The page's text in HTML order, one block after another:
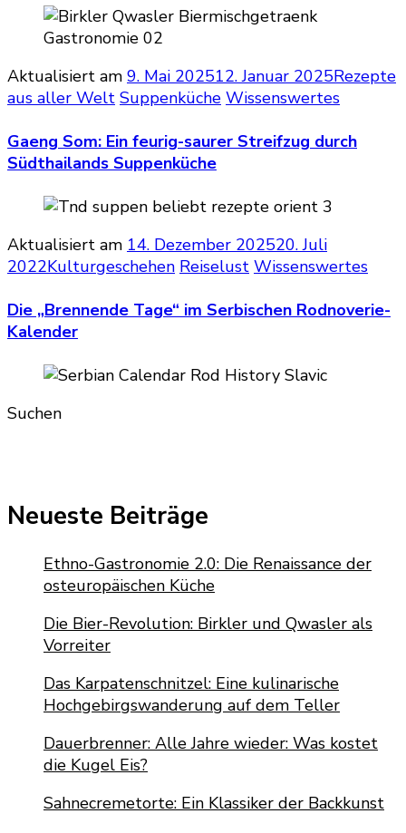
Aktualisiert am 9. Mai 202512. Januar 2025Rezepte
aus aller Welt Suppenküche Wissenswertes
Gaeng Som: Ein feurig-saurer Streifzug durch
Südthailands Suppenküche
Aktualisiert am 14. Dezember 202520. Juli
2022Kulturgeschehen Reiselust Wissenswertes
Die „Brennende Tage“ im Serbischen Rodnoverie-
Kalender
Suchen
Neueste Beiträge
Ethno-Gastronomie 2.0: Die Renaissance der
osteuropäischen Küche
Die Bier-Revolution: Birkler und Qwasler als
Vorreiter
Das Karpatenschnitzel: Eine kulinarische
Hochgebirgswanderung auf dem Teller
Dauerbrenner: Alle Jahre wieder: Was kostet
die Kugel Eis?
Sahnecremetorte: Ein Klassiker der Backkunst